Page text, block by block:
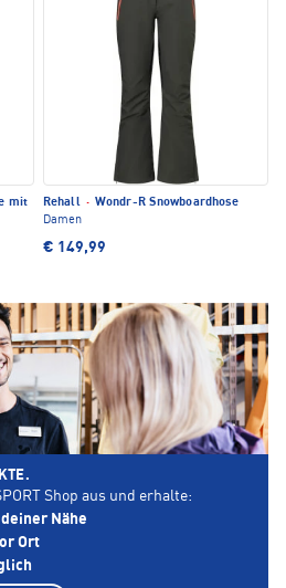
mit
Rehall · Wondr-R Snowboardhose
Damen
€ 149,99
Shop aus und erhalte:
Nähe
Ort